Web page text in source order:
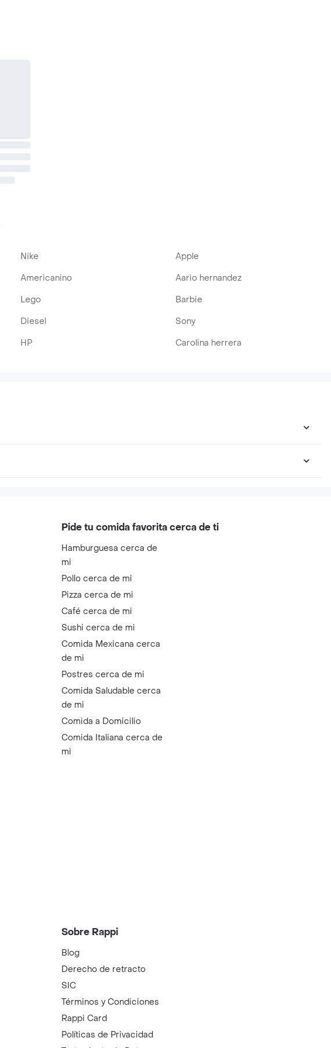
Nike
Apple
Americanino
Aario hernandez
Lego
Barbie
Diesel
Sony
HP Carolina herrera
Pide tu comida favorita cerca de ti
Hamburguesa cerca de
mi
Pollo cerca de mi
Pizza cerca de mi
Café cerca de mi
Sushi cerca de mi
Comida Mexicana cerca
de mi
Postres cerca de mi
Comida Saludable cerca
de mi
Comida a Domicilio
Comida Italiana cerca de
mi
Sobre Rappi
Blog
Derecho de retracto
SIC
Términos y Condiciones
Rappi Card
Políticas de Privacidad